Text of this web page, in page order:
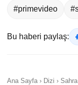
#primevideo
Bu haberi paylaş:
Ana Sayfa › Dizi ›